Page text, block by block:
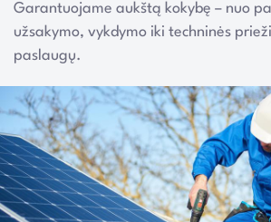
Garantuojame aukštą kokybę – nuo
užsakymo, vykdymo iki techninės
paslaugų.